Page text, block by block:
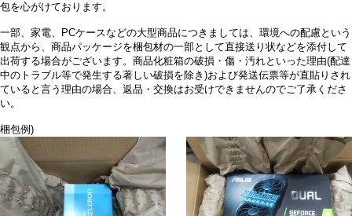
包を心がけております。
一部、家電、PCケースなどの大型商品につきましては、環境への配慮という
観点から、商品パッケージを梱包材の一部として直接送り状などを添付して
出荷する場合がございます。商品化粧箱の破損・傷・汚れといった理由(配達
中のトラブル等で発生する著しい破損を除き)および発送伝票等が直貼りされ
ていると言う理由の場合、返品・交換はお受けできませんのでご了承くださ
い。
梱包例)